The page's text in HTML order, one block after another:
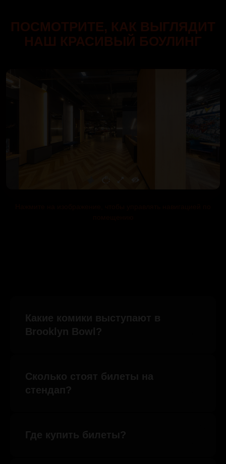
ПОСМОТРИТЕ, КАК ВЫГЛЯДИТ
НАШ КРАСИВЫЙ БОУЛИНГ
Какие комики выступают в
Brooklyn Bowl?
Сколько стоят билеты на
стендап?
Где купить билеты?
ПОДПИШИСЬ, БУДЕШЬ ПЕРВЫМ